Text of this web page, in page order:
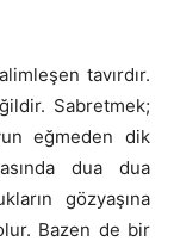
tavırdır.
Sabretmek;
eğmeden dik
dua dua
gözyaşına
Bazen de bir